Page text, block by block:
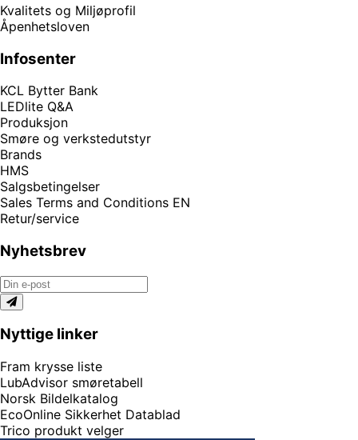
Kvalitets og Miljøprofil
Åpenhetsloven
Infosenter
KCL Bytter Bank
LEDlite Q&A
Produksjon
Smøre og verkstedutstyr
Brands
HMS
Salgsbetingelser
Sales Terms and Conditions EN
Retur/service
Nyhetsbrev
Nyttige linker
Fram krysse liste
LubAdvisor smøretabell
Norsk Bildelkatalog
EcoOnline Sikkerhet Datablad
Trico produkt velger